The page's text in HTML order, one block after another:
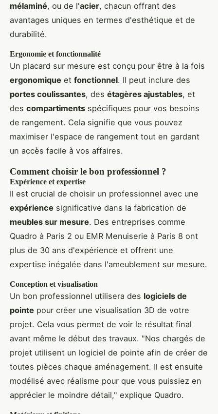
mélaminé, ou de l'acier, chacun offrant des
avantages uniques en termes d'esthétique et de
durabilité.
Ergonomie et fonctionnalité
Un placard sur mesure est conçu pour être à la fois
ergonomique et fonctionnel. Il peut inclure des
portes coulissantes, des étagères ajustables, et
des compartiments spécifiques pour vos besoins
de rangement. Cela signifie que vous pouvez
maximiser l'espace de rangement tout en gardant
un accès facile à vos affaires.
Comment choisir le bon professionnel ?
Expérience et expertise
Il est crucial de choisir un professionnel avec une
expérience significative dans la fabrication de
meubles sur mesure. Des entreprises comme
Quadro à Paris 2 ou EMR Menuiserie à Paris 8 ont
plus de 30 ans d'expérience et offrent une
expertise inégalée dans l'ameublement sur mesure.
Conception et visualisation
Un bon professionnel utilisera des logiciels de
pointe pour créer une visualisation 3D de votre
projet. Cela vous permet de voir le résultat final
avant même le début des travaux. "Nos chargés de
projet utilisent un logiciel de pointe afin de créer de
toutes pièces chaque aménagement. Il est ensuite
modélisé avec réalisme pour que vous puissiez en
apprécier le moindre détail," explique Quadro.